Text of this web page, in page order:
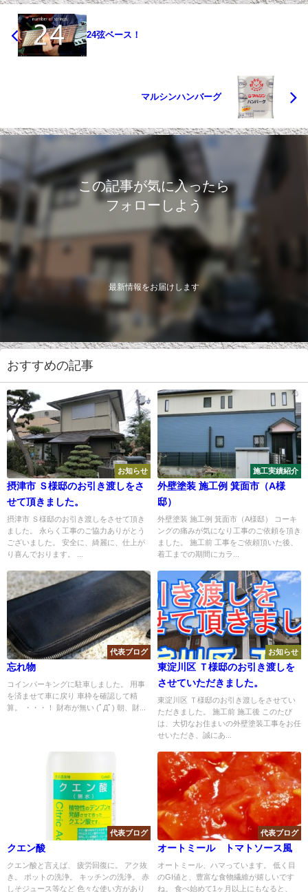
24弦ベース！
マルシンハンバーグ
この記事が気に入ったら
フォローしよう
最新情報をお届けします
おすすめの記事
お知らせ
摂津市 Ｓ様邸のお引き渡しをさ
せて頂きました。
摂津市 Ｓ様邸のお引き渡しをさせて頂き
ました。 永らく工事のご協力ありがとう
ございました。 安全に、綺麗に、仕上が
り喜んでおります。 ...
施工実績紹介
外壁塗装 施工例 箕面市（A様
邸）
外壁塗装 施工例 箕面市（A様邸） コーキ
ングの痛みが気になり工事のご依頼を頂き
ました。 施工前 工事をご依頼頂いた後、
着工までの期間にカラ...
代表ブログ
忘れ物
コインパーキングに駐車しました。 用事
を済ませて車に戻り 車枠を確認して精
算。 ・・・！ 財布が無い (ﾟДﾟ) 朝、財...
お知らせ
東淀川区 Ｔ様邸のお引き渡しを
させていただきました。
東淀川区 Ｔ様邸のお引き渡しをさせてい
ただきました。 施工前 施工後 このたび
は、大切なお住まいの外壁塗装工事をお任
せいただき、誠にあ...
代表ブログ
クエン酸
クエン酸と言えば、 疲労回復に。 アク抜
き。 ポットの洗浄。 キッチンの洗浄。 赤
しそジュース等など 色々な使い方があり
代表ブログ
オートミール トマトソース風
オートミール、ハマっています。 低く目
のGI値と、豊富な食物繊維が嬉しいです
ね。 食べ始めて1ヶ月以上にもなると、